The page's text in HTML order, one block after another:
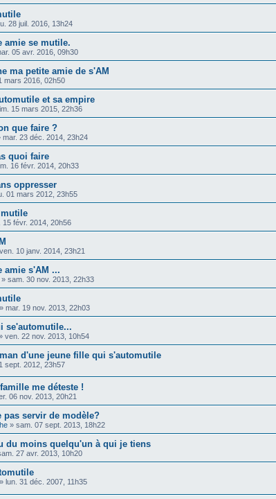
28 juil. 2016, 13h24
amie se mutile.
05 avr. 2016, 09h30
ma petite amie de s'AM
mars 2016, 02h50
et sa empire
15 mars 2015, 22h36
que faire ?
mar. 23 déc. 2014, 23h24
quoi faire
16 févr. 2014, 20h33
oppresser
01 mars 2012, 23h55
15 févr. 2014, 20h56
ven. 10 janv. 2014, 23h21
amie s'AM ...
» sam. 30 nov. 2013, 22h33
» mar. 19 nov. 2013, 22h03
se'automutile...
ven. 22 nov. 2013, 10h54
d'une jeune fille qui s'automutile
sept. 2012, 23h57
me déteste !
06 nov. 2013, 20h21
pas servir de modèle?
» sam. 07 sept. 2013, 18h22
du moins quelqu'un à qui je tiens
27 avr. 2013, 10h20
» lun. 31 déc. 2007, 11h35